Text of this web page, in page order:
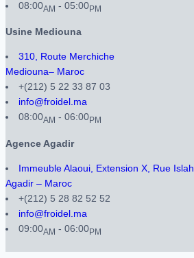
08:00AM - 05:00PM
Usine Mediouna
310, Route Merchiche
Mediouna– Maroc
+(212) 5 22 33 87 03
info@froidel.ma
08:00AM - 06:00PM
Agence Agadir
Immeuble Alaoui, Extension X, Rue Islah
Agadir – Maroc
+(212) 5 28 82 52 52
info@froidel.ma
09:00AM - 06:00PM